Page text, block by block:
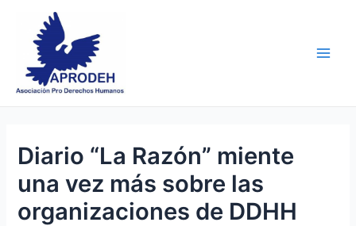
content
Diario “La Razón” miente
una vez más sobre las
organizaciones de DDHH
navigation